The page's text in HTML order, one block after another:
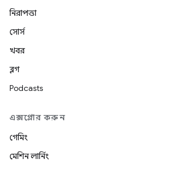
নিরাপত্তা
সোর্স
খবর
ব্লগ
Podcasts
এক্সপ্লোর করুন
গেমিং
মেশিন লার্নিং